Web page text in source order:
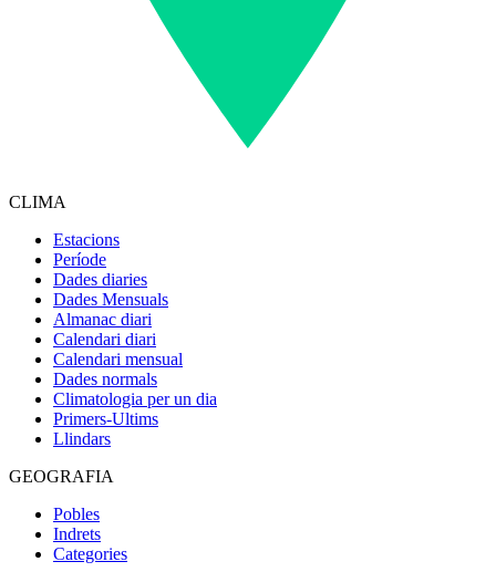
CLIMA
Estacions
Període
Dades diaries
Dades Mensuals
Almanac diari
Calendari diari
Calendari mensual
Dades normals
Climatologia per un dia
Primers-Ultims
Llindars
GEOGRAFIA
Pobles
Indrets
Categories